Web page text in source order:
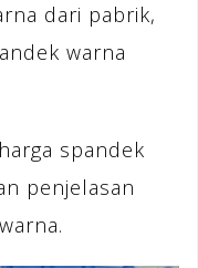
dari pabrik,
warna
spandek
penjelasan